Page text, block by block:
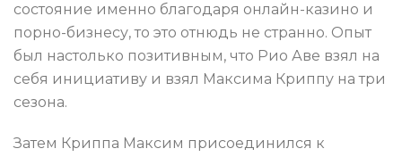
состояние именно благодаря онлайн-казино и
порно-бизнесу, то это отнюдь не странно. Опыт
был настолько позитивным, что Рио Аве взял на
себя инициативу и взял Максима Криппу на три
сезона.
Затем Криппа Максим присоединился к